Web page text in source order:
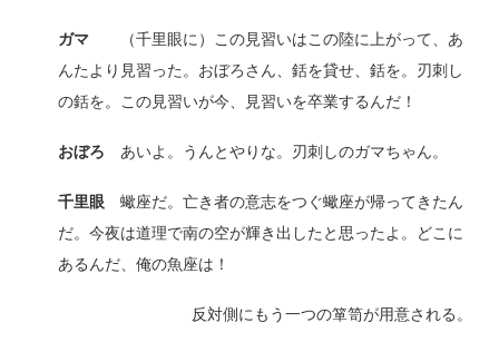
ガマ （千里眼に）この見習いはこの陸に上がって、あ
んたより見習った。おぼろさん、銛を貸せ、銛を。刃刺し
の銛を。この見習いが今、見習いを卒業するんだ！
おぼろ あいよ。うんとやりな。刃刺しのガマちゃん。
千里眼 蠍座だ。亡き者の意志をつぐ蠍座が帰ってきたん
だ。今夜は道理で南の空が輝き出したと思ったよ。どこに
あるんだ、俺の魚座は！
反対側にもう一つの箪笥が用意される。